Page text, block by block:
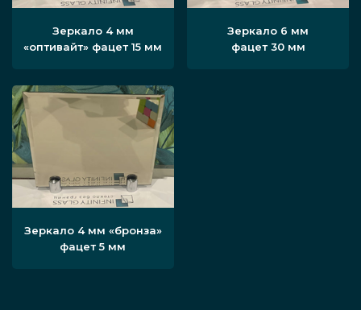
Зеркало 4 мм
«оптивайт» фацет 15 мм
Зеркало 6 мм
фацет 30 мм
Зеркало 4 мм «бронза»
фацет 5 мм